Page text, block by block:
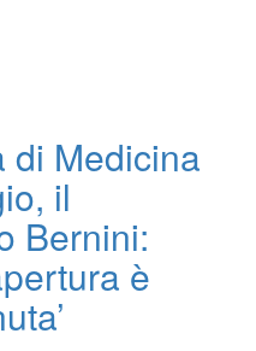
di Medicina
il
Bernini:
è